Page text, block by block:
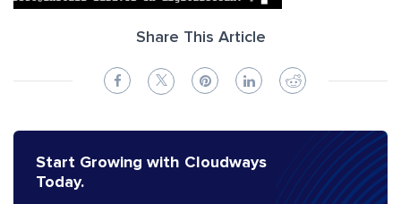
Share This Article
Start Growing with Cloudways
Today.